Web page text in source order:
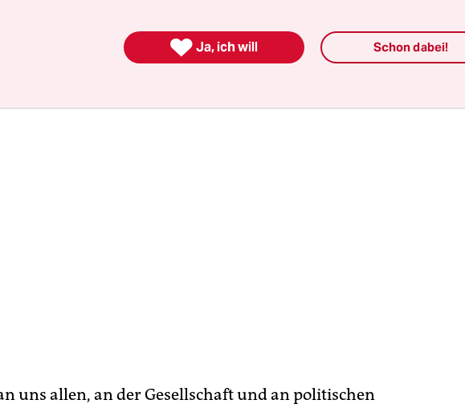
konsequent gegen Antisemitismus wie auch jegliche
der Diskriminierung vorzugehen.
uns allen, an der Gesellschaft und an politischen
 Ja, ich will Schon dabei!